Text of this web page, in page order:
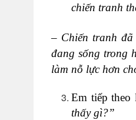
chiến tranh
– Chiến tranh
đang sống trong
làm nỗ lực hơn
Em tiếp theo
thấy gì?”